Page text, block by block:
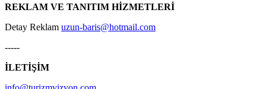
REKLAM VE TANITIM HİZMETLERİ
Detay Reklam uzun-baris@hotmail.com
-----
İLETİŞİM